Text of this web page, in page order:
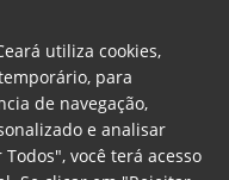
utiliza cookies,
para
de navegação,
e analisar
você terá acesso